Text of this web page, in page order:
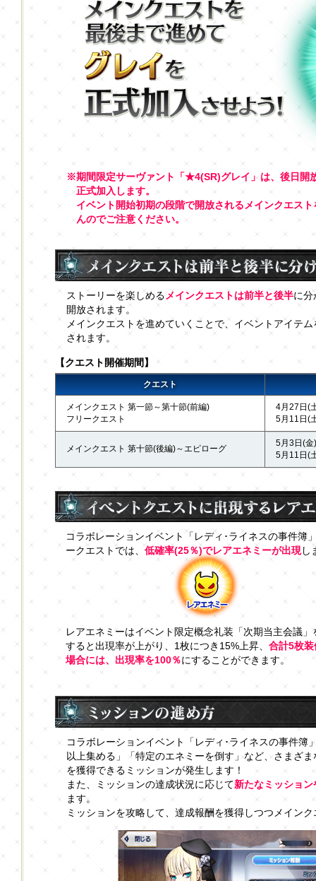
※期間限定サーヴァント「★4(SR)グレイ」は、後日開
正式加入します。
イベント開始初期の段階で開放されるメインクエス
んのでご注意ください。
ストーリーを楽しめる メインクエストは前半と後半に分
開放されます。
メインクエストを進めていくことで、イベントアイテ
されます。
【クエスト開催期間】
クエスト
メインクエスト 第一節～第十節(前編)
フリークエスト
4月27日(
5月11日(
メインクエスト 第十節(後編)～エピローグ
5月3日(
5月11日(
コラボレーションイベント「レディ･ライネスの事件簿
ークエストでは、低確率(25％)でレアエネミーが出現し
レアエネミーはイベント限定概念礼装「次期当主会議」
すると出現率が上がり、1枚につき15%上昇、合計5枚
場合には、出現率を100％にすることができます。
コラボレーションイベント「レディ･ライネスの事件簿
以上集める」「特定のエネミーを倒す」など、さまざ
を獲得できるミッションが発生します！
また、ミッションの達成状況に応じて新たなミッショ
ます。
ミッションを攻略して、達成報酬を獲得しつつメイン